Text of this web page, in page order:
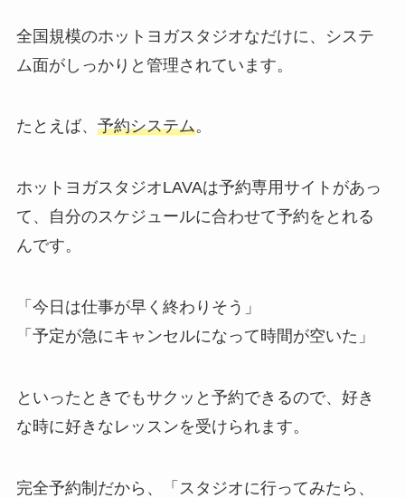
全国規模のホットヨガスタジオなだけに、システ
ム面がしっかりと管理されています。
たとえば、 予約システム。
ホットヨガスタジオLAVAは予約専用サイトがあっ
て、自分のスケジュールに合わせて予約をとれる
んです。
「今日は仕事が早く終わりそう」
「予定が急にキャンセルになって時間が空いた」
といったときでもサクッと予約できるので、好き
な時に好きなレッスンを受けられます。
完全予約制だから、
「スタジオに行ってみたら、